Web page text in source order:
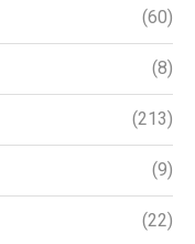
(60)
(8)
(213)
(9)
(22)